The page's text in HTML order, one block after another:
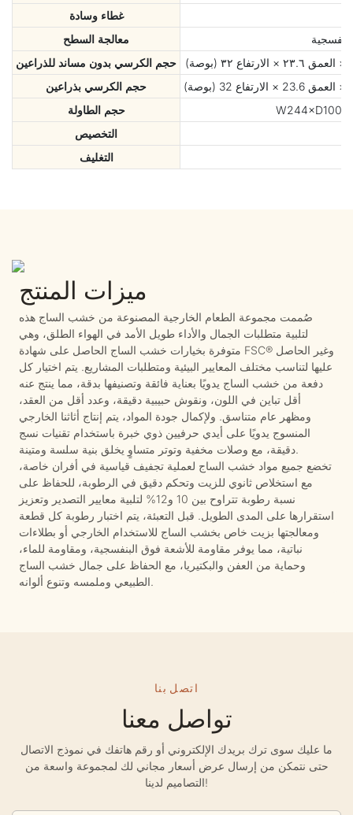
غطاء وسادة
معالجة السطح
حجم الكرسي بدون مساند للذراعين
حجم الكرسي بذراعين
حجم الطاولة
التخصيص
التغليف
ميزات المنتج
صُممت مجموعة الطعام الخارجية المصنوعة من خشب الساج هذه
لتلبية متطلبات الجمال والأداء طويل الأمد في الهواء الطلق، وهي
متوفرة بخيارات خشب الساج الحاصل على شهادة FSC® وغير الحاصل
عليها لتناسب مختلف المعايير البيئية ومتطلبات المشاريع. يتم اختيار كل
دفعة من خشب الساج يدويًا بعناية فائقة وتصنيفها بدقة، مما ينتج عنه
أقل تباين في اللون، ونقوش حبيبية دقيقة، وعدد أقل من العقد،
ومظهر عام متناسق. ولإكمال جودة المواد، يتم إنتاج أثاثنا الخارجي
المنسوج يدويًا على أيدي حرفيين ذوي خبرة باستخدام تقنيات نسج
دقيقة، مع وصلات مخفية وتوتر متساوٍ يخلق بنية سلسة ومتينة.
تخضع جميع مواد خشب الساج لعملية تجفيف قياسية في أفران خاصة،
مع استخلاص ثانوي للزيت وتحكم دقيق في الرطوبة، للحفاظ على
نسبة رطوبة تتراوح بين 10 و12% لتلبية معايير التصدير وتعزيز
استقرارها على المدى الطويل. قبل التعبئة، يتم اختبار رطوبة كل قطعة
ومعالجتها بزيت خاص بخشب الساج للاستخدام الخارجي أو بطلاءات
نباتية، مما يوفر مقاومة للأشعة فوق البنفسجية، ومقاومة للماء،
وحماية من العفن والبكتيريا، مع الحفاظ على جمال خشب الساج
الطبيعي وملمسه وتنوع ألوانه.
اتصل بنا
تواصل معنا
ما عليك سوى ترك بريدك الإلكتروني أو رقم هاتفك في نموذج الاتصال
حتى نتمكن من إرسال عرض أسعار مجاني لك لمجموعة واسعة من
التصاميم لدينا!